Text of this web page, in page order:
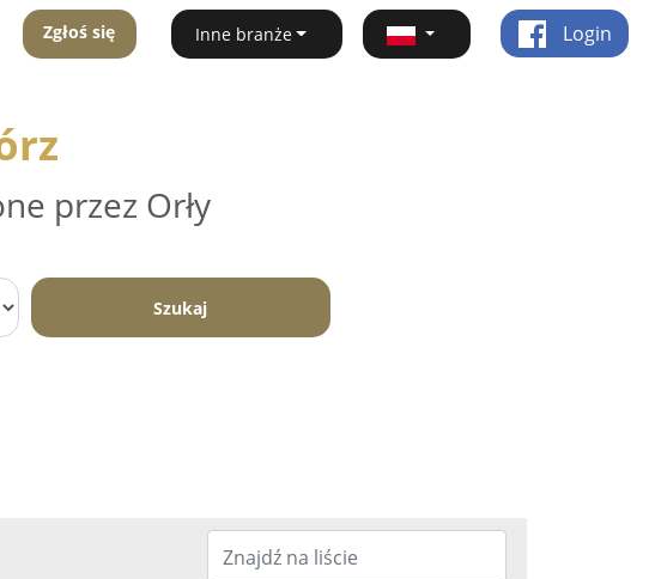
Zgłoś się Inne branże Login
przez Orły
Szukaj